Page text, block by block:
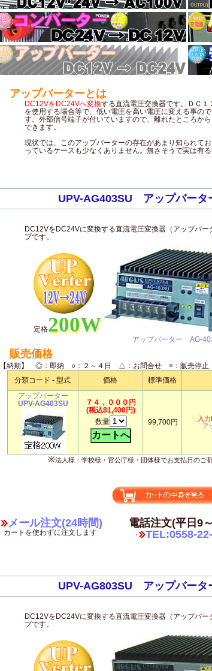
アップバーターとは
DC12VをDC24Vへ変換する直流電圧交換器です。ＤＣ
を使用する場合等で、低い電圧を高い電圧に変える事の
す。外部信号端子が付いていますので、離れたところか
できます。
現状では、このアップバーターの存在があまり知られて
っているケースも少なくありません。無さそうで実は有
UPV-AG403SU アップバー
DC12VをDC24Vに変換する直流電圧変換器（アップバ
プです。
定格200W
アップバーター AG-
販売価格
【納期】 ◎：即納 ○：２～４日 △：お問合せ ×：販売
分類コード - 型式
価格 標準価格
アップバーター
UPV-AG403SU
７４，０００円
(税込81,400円)
数量
99,700円 入
ア
※法人様・学校様・官公庁様・団体様でお支払日のご
メール注文(24時間)
カートを使わずに注文します
電話注文(平日9
TEL:0558-
UPV-AG803SU アップバー
DC12VをDC24Vに変換する直流電圧変換器（アップバ
プです。